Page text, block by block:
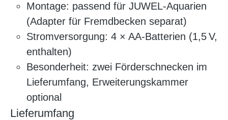
Montage: passend für JUWEL-Aquarien
(Adapter für Fremdbecken separat)
Stromversorgung: 4 × AA-Batterien (1,5 V,
enthalten)
Besonderheit: zwei Förderschnecken im
Lieferumfang, Erweiterungskammer
optional
Lieferumfang